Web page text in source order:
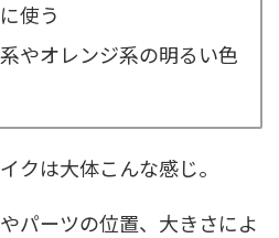
使う
やオレンジ系の明るい色
クは大体こんな感じ。
パーツの位置、大きさによ